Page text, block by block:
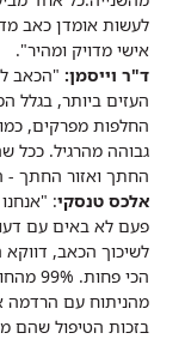
לעשות אומדן כאב
אישי מדויק ומהיר".
ד"ר וייסמן: "הכאב
העזים ביותר, בגלל
החלפות מפרקים,
גבוהה מהרגיל. ככל
החתך ואזור החתך -
אלכס טנסקי:
פעם לא באים עם
לשיכוך הכאב, דווקא
הכי
מהניתוח עם הרדמה
בזכות הטיפול שהם